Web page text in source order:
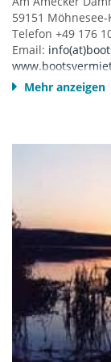
59151
Telefon +49 176
Email:
Mo. und Di.
Tel: 02924 7744
Fax: 02924 7797
E-Mail:
www.adac-
Mehr anzeigen